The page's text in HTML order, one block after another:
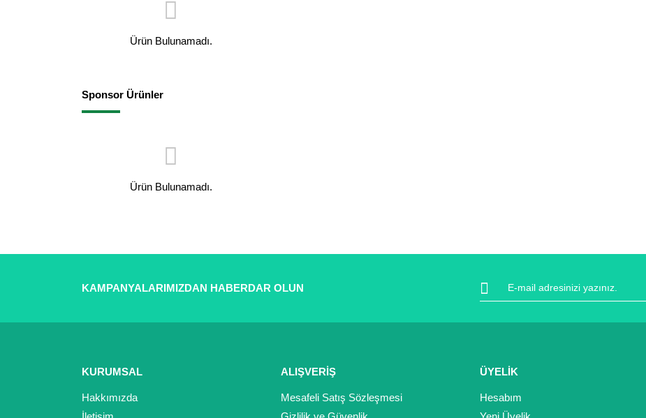
Ürün Bulunamadı.
Sponsor Ürünler
Ürün Bulunamadı.
KAMPANYALARIMIZDAN HABERDAR OLUN
KURUMSAL
Hakkımızda
ALIŞVERİŞ
Mesafeli Satış Sözleşmesi
ÜYELİK
Hesabım